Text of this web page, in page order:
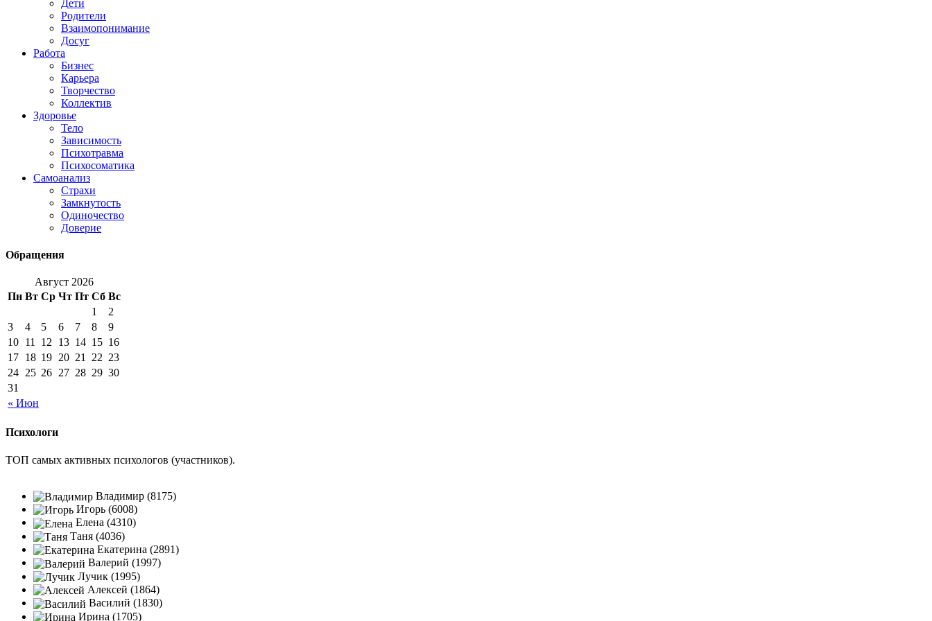
Дети
Родители
Взаимопонимание
Досуг
Работа
Бизнес
Карьера
Творчество
Коллектив
Здоровье
Тело
Зависимость
Психотравма
Психосоматика
Самоанализ
Страхи
Замкнутость
Одиночество
Доверие
Обращения
Август 2026
Пн Вт Ср Чт Пт Сб Вс
« Июн
1
2
3
4 5 6 7 8
9
10 11 12 13 14 15 16
17 18 19 20 21 22 23
24 25 26 27 28 29 30
31
Психологи
ТОП самых активных психологов (участников).
Владимир (8175)
Игорь (6008)
Елена (4310)
Таня (4036)
Екатерина (2891)
Валерий (1997)
Лучик (1995)
Алексей (1864)
Василий (1830)
Ирина (1705)